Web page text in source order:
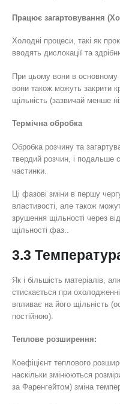
Працює загартовування
Холодні процеси, такі як
вводять дислокації та
При цьому вони в основному
вони також можуть закрити
щільність (зазвичай менше
Термічна обробка
Обробка розчину та
твердий розчин, і подальше
частинки.
Ці фазові зміни в першу
властивості, але також
зрушення щільності через
щільності фаз..
3.3
Як і більшість матеріалів,
стискається при
впливає на його щільність
постійною).
Теплове розширення:
Коефіцієнт теплового
наскільки змінюються
за Фаренгейтом) зміна